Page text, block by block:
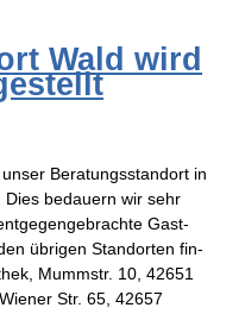
Wald wird
Bera­tungs­stand­ort in
Dies bedau­ern wir sehr
Gast­
übri­gen Stand­or­ten fin­
Mumm­str. 10, 42651
Str. 65, 42657